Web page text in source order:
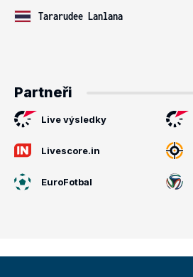
Tararudee Lanlana
Partneři
Live výsledky
Livescore.in
EuroFotbal